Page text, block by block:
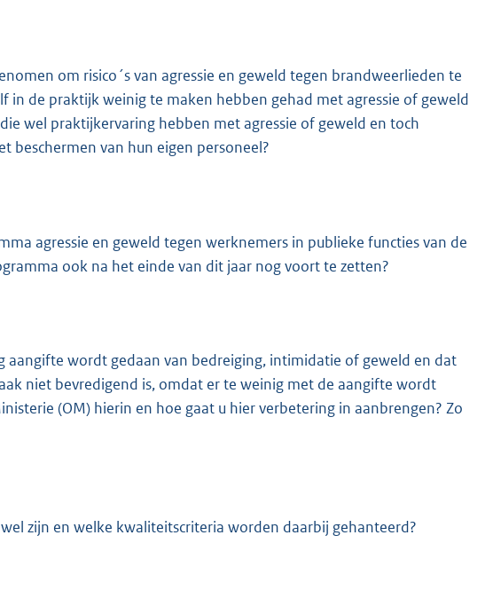
om risico´s van agressie en geweld tegen brandweerlieden te
in de praktijk weinig te maken hebben gehad met agressie of geweld
wel praktijkervaring hebben met agressie of geweld en toch
beschermen van hun eigen personeel?
agressie en geweld tegen werknemers in publieke functies van de
ook na het einde van dit jaar nog voort te zetten?
wordt gedaan van bedreiging, intimidatie of geweld en dat
niet bevredigend is, omdat er te weinig met de aangifte wordt
(OM) hierin en hoe gaat u hier verbetering in aanbrengen? Zo
zijn en welke kwaliteitscriteria worden daarbij gehanteerd?